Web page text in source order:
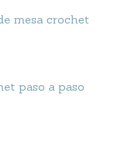
mesa crochet
paso a paso